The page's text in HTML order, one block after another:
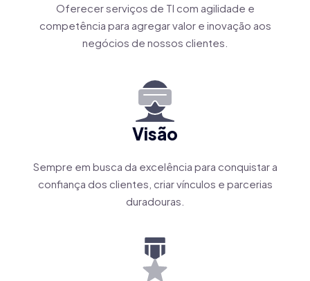
Oferecer serviços de TI com agilidade e
competência para agregar valor e inovação aos
negócios de nossos clientes.
Visão
Sempre em busca da excelência para conquistar a
confiança dos clientes, criar vínculos e parcerias
duradouras.